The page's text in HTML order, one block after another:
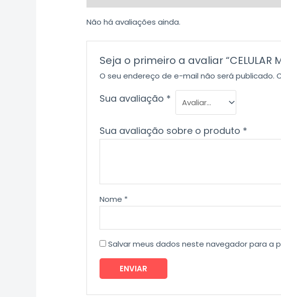
Não há avaliações ainda.
Seja o primeiro a avaliar “CELULAR
O seu endereço de e-mail não será publicado.
Sua avaliação *
Sua avaliação sobre o produto *
Nome *
Salvar meus dados neste navegador para a